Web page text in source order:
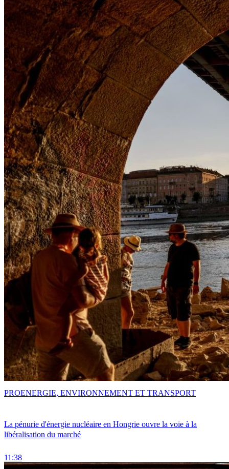
La pénurie d'énergie nucléaire en Hongrie ouvre la voie à la
libéralisation du marché
11:38
PROENERGIE, ENVIRONNEMENT ET TRANSPORT